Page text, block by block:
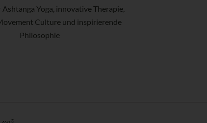
Yoga, innovative Therapie,
Culture und inspirierende
Philosophie
®